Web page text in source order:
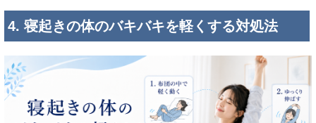
4. 寝起きの体のバキバキを軽くする対処法